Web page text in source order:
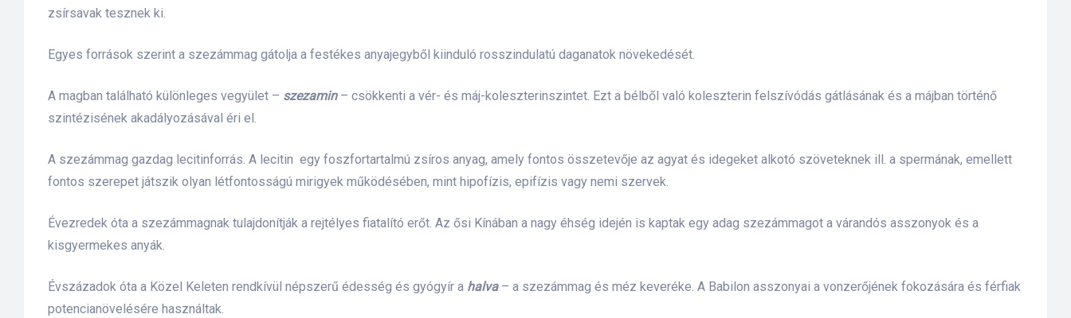
zsírsavak tesznek ki.
Egyes források szerint a szezámmag gátolja a festékes anyajegyből kiinduló rosszindulatú daganatok növekedését.
A magban található különleges vegyület – szezamin– csökkenti a vér- és máj-koleszterinszintet. Ezt a bélből való koleszterin felszívódás gátlásának és a májban történő
szintézisének akadályozásával éri el.
A szezámmag gazdag lecitinforrás. A lecitin egy foszfortartalmú zsíros anyag, amely fontos összetevője az agyat és idegeket alkotó szöveteknek ill. a spermának, emellett
fontos szerepet játszik olyan létfontosságú mirigyek működésében, mint hipofízis, epifízis vagy nemi szervek.
Évezredek óta a szezámmagnak tulajdonítják a rejtélyes fiatalító erőt. Az ősi Kínában a nagy éhség idején is kaptak egy adag szezámmagot a várandós asszonyok és a
kisgyermekes anyák.
Évszázadok óta a Közel Keleten rendkívül népszerű édesség és gyógyír a halva – a szezámmag és méz keveréke. A Babilon asszonyai a vonzerőjének fokozására és férfiak
potencianövelésére használtak.